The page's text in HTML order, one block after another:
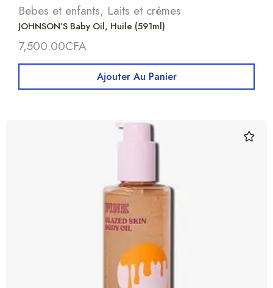
Bebes et enfants, Laits et crèmes
JOHNSON’S Baby Oil, Huile (591ml)
7,500.00CFA
Ajouter Au Panier